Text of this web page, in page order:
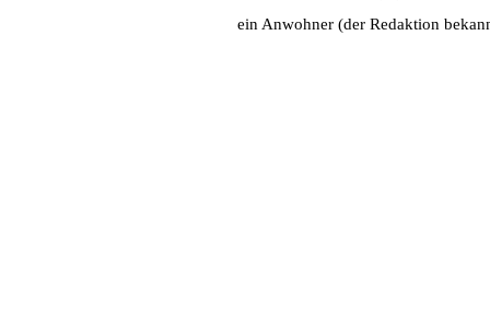
ein Anwohner (der Redaktion